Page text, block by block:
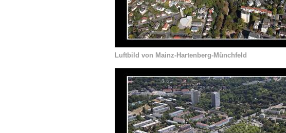
Luftbild von Mainz-Hartenberg-Münchfeld